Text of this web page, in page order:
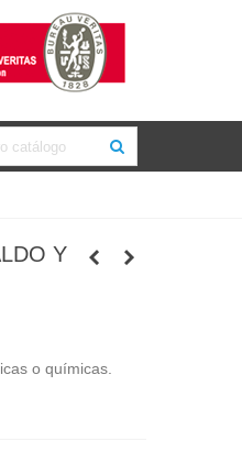
Y
o químicas.